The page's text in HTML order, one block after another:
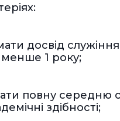
досвід
менше 1 року;
повну середню
здібності;